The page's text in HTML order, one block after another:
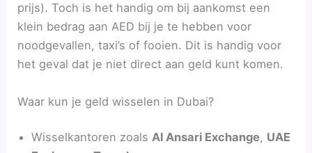
prijs). Toch is het handig om bij aankomst een
klein bedrag aan AED bij je te hebben voor
noodgevallen, taxi’s of fooien. Dit is handig voor
het geval dat je niet direct aan geld kunt komen.
Waar kun je geld wisselen in Dubai?
Wisselkantoren zoalsAl Ansari Exchange, UAE